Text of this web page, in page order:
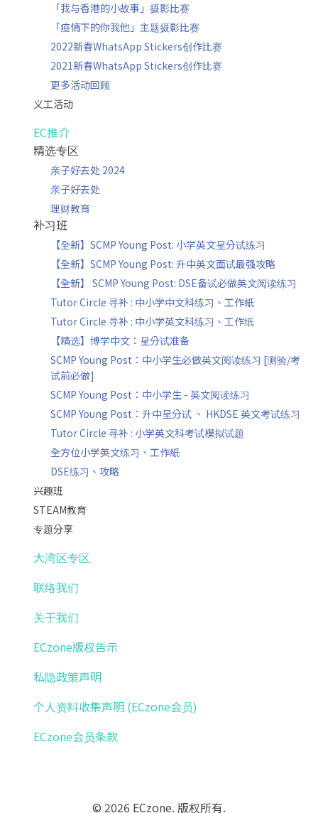
「我与香港的小故事」摄影比赛
「疫情下的你我他」主题摄影比赛
2022新春WhatsApp Stickers创作比赛
2021新春WhatsApp Stickers创作比赛
更多活动回顾
义工活动
EC推介
精选专区
亲子好去处 2024
亲子好去处
理财教育
补习班
【全新】SCMP Young Post: 小学英文呈分试练习
【全新】SCMP Young Post: 升中英文面试最强攻略
【全新】 SCMP Young Post: DSE备试必做英文阅读练习
Tutor Circle 寻补 : 中小学中文科练习、工作紙
Tutor Circle 寻补 : 中小学英文科练习、工作纸
【精选】博学中文：呈分试准备
SCMP Young Post：中小学生必做英文阅读练习 [测验/考
试前必做]
SCMP Young Post：中小学生 - 英文阅读练习
SCMP Young Post：升中呈分试 、 HKDSE 英文考试练习
Tutor Circle 寻补 : 小学英文科考试模拟试题
全方位小学英文练习、工作紙
DSE练习、攻略
兴趣班
STEAM教育
专题分享
大湾区专区
联络我们
关于我们
ECzone版权告示
私隐政策声明
个人资料收集声明 (ECzone会员)
ECzone会员条款
© 2026 ECzone. 版权所有.